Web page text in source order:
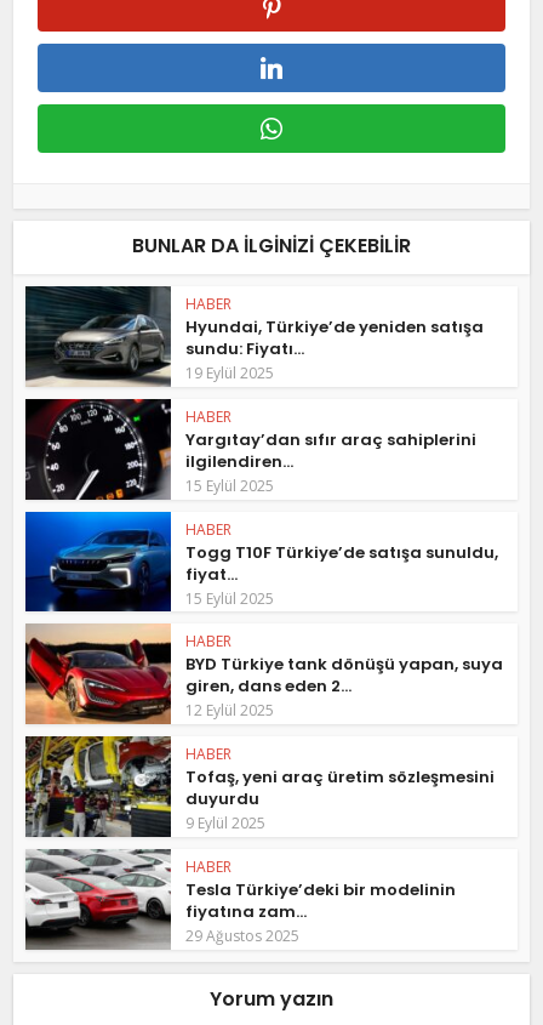
BUNLAR DA ILGINIZI ÇEKEBILIR
HABER
Hyundai, Türkiye’de yeniden satışa
sundu: Fiyatı...
19 Eylül 2025
HABER
Yargıtay’dan sıfır araç sahiplerini
ilgilendiren...
15 Eylül 2025
HABER
Togg T10F Türkiye’de satışa sunuldu,
fiyat...
15 Eylül 2025
HABER
BYD Türkiye tank dönüşü yapan, suya
giren, dans eden 2...
12 Eylül 2025
HABER
Tofaş, yeni araç üretim sözleşmesini
duyurdu
9 Eylül 2025
HABER
Tesla Türkiye’deki bir modelinin
fiyatına zam...
29 Ağustos 2025
Yorum yazın